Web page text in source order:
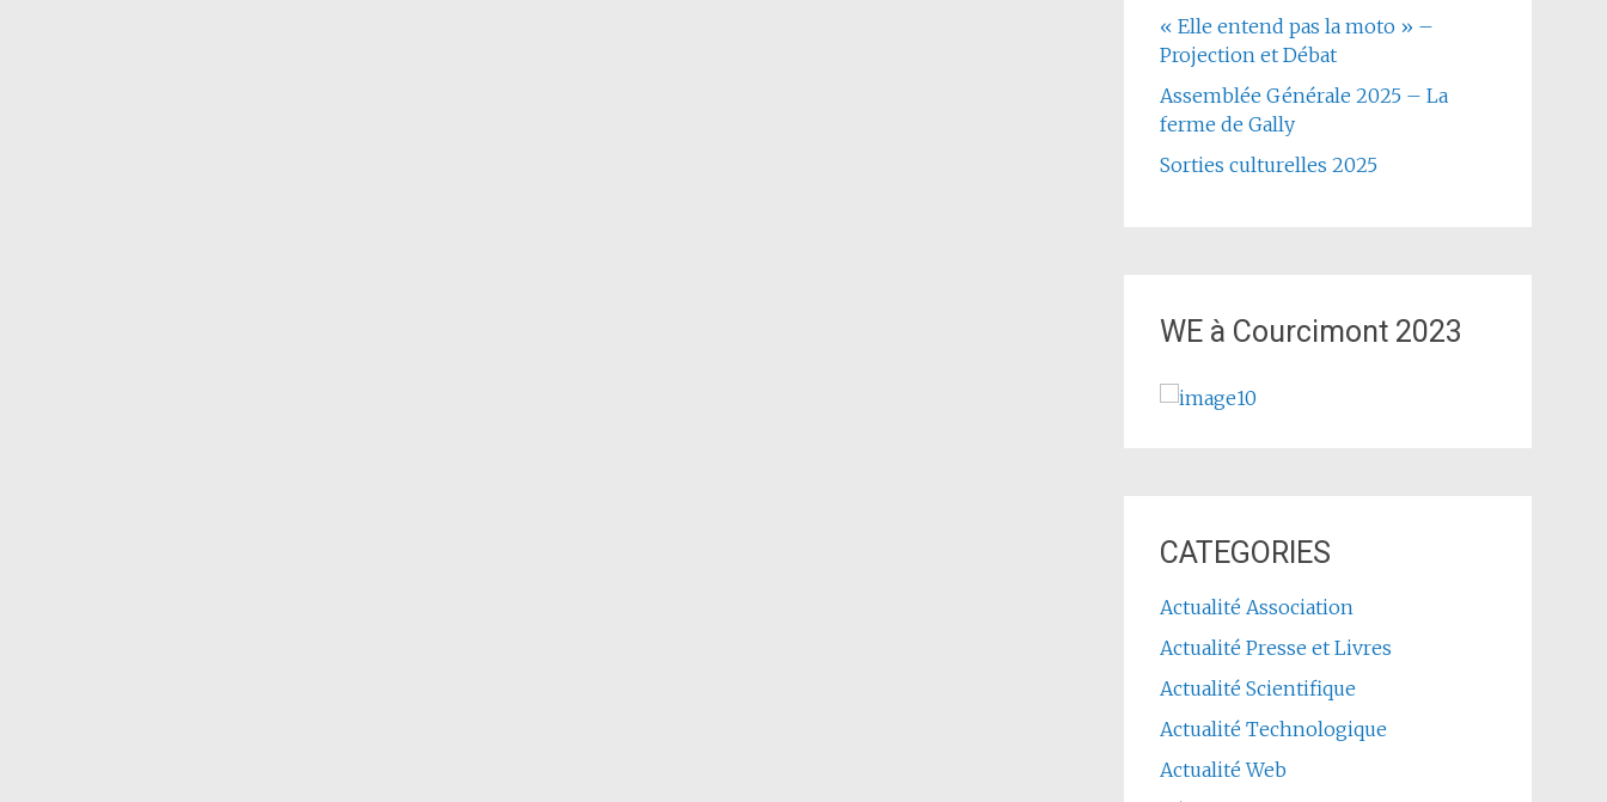
« Elle entend pas la moto » –
Projection et Débat
Assemblée Générale 2025 – La
ferme de Gally
Sorties culturelles 2025
WE à Courcimont 2023
CATEGORIES
Actualité Association
Actualité Presse et Livres
Actualité Scientifique
Actualité Technologique
Actualité Web